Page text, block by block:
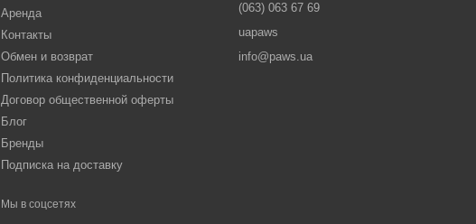
Аренда
Контакты
Обмен и возврат
Политика конфиденциальности
Договор общественной оферты
Блог
Бренды
Подписка на доставку
Мы в соцсетях
(063) 063 67 69
uapaws
info@paws.ua